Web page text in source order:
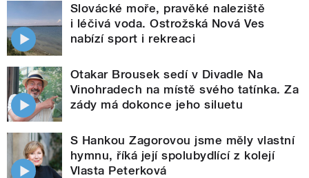
Slovácké moře, pravěké naleziště
i léčivá voda. Ostrožská Nová Ves
nabízí sport i rekreaci
Otakar Brousek sedí v Divadle Na
Vinohradech na místě svého tatínka. Za
zády má dokonce jeho siluetu
S Hankou Zagorovou jsme měly vlastní
hymnu, říká její spolubydlící z kolejí
Vlasta Peterková